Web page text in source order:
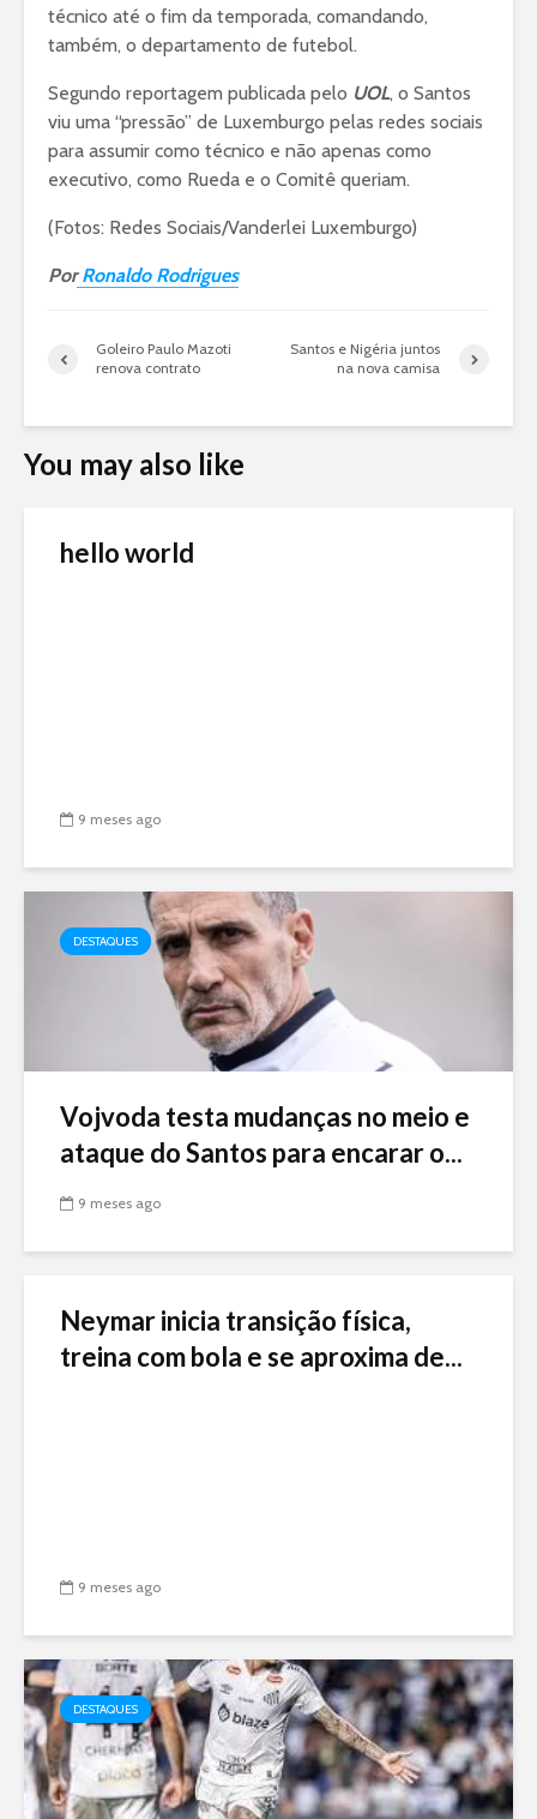
técnico até o fim da temporada, comandando,
também, o departamento de futebol.
Segundo reportagem publicada pelo UOL, o Santos
viu uma “pressão” de Luxemburgo pelas redes sociais
para assumir como técnico e não apenas como
executivo, como Rueda e o Comitê queriam.
(Fotos: Redes Sociais/Vanderlei Luxemburgo)
PorRonaldo Rodrigues
Goleiro Paulo Mazoti
renova contrato
Santos e Nigéria juntos
na nova camisa
You may also like
hello world
9 meses ago
DESTAQUES
Vojvoda testa mudanças no meio e
ataque do Santos para encarar o...
9 meses ago
Neymar inicia transição física,
treina com bola e se aproxima de...
9 meses ago
DESTAQUES